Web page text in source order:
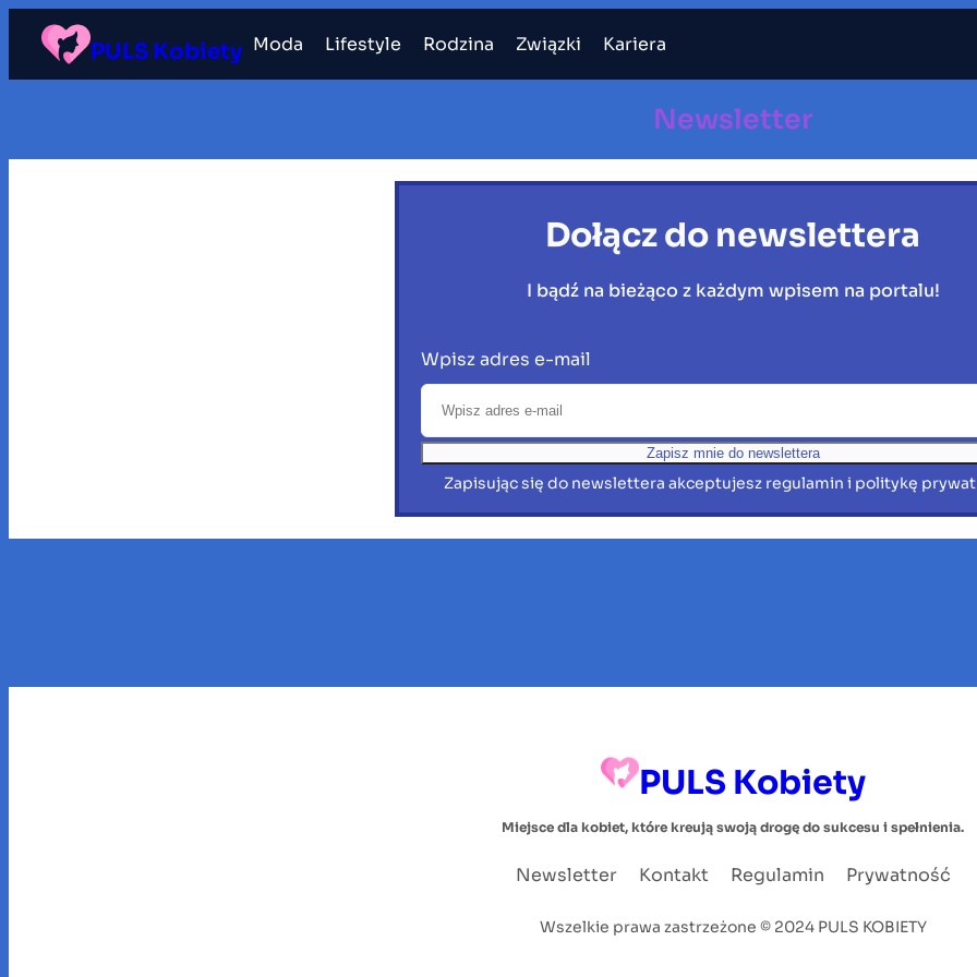
Przejdź
treści
PULS Kobiety Moda Lifestyle Rodzina Związki Kariera
Newsletter
Dołącz do newslettera
I bądź na bieżąco z każdym wpisem na portalu!
Wpisz adres e-mail
Zapisując się do newslettera akceptujesz regulamin i politykę
PULS Kobiety
Miejsce dla kobiet, które kreują swoją drogę do sukcesu i spełnienia.
Newsletter Kontakt Regulamin Prywatność
Wszelkie prawa zastrzeżone © 2024 PULS KOBIETY